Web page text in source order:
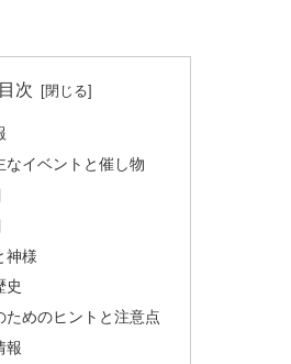
目次
なイベントと催し物
神様
史
ためのヒントと注意点
報